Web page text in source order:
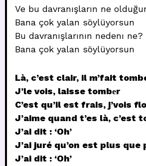
Ve bu davranışların ne
Bana çok yalan söylüyorsun
Bu davranışlarının nedenı ne?
Bana çok yalan söylüyorsun
Là, c’est clair, il m’fait
J’le vois, laisse tombеr
C’est qu’il est frais, j’vois
J’aime quand t’es là, c’est
J’ai dit : ‘Oh’
J’ai juré qu’on est plus que
J’ai dit : ‘Oh’